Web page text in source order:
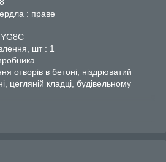
: праве
шт : 1
отворів в бетоні, ніздрюватий
цегляній кладці, будівельному